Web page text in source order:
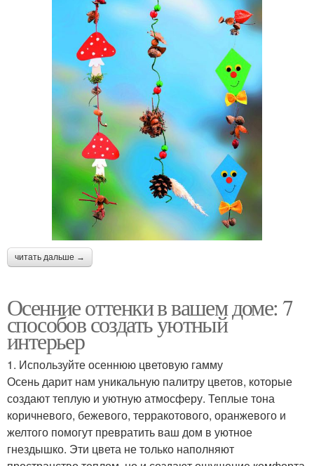
читать дальше →
Осенние оттенки в вашем доме: 7
способов создать уютный
интерьер
1. Используйте осеннюю цветовую гамму
Осень дарит нам уникальную палитру цветов, которые
создают теплую и уютную атмосферу. Теплые тона
коричневого, бежевого, терракотового, оранжевого и
желтого помогут превратить ваш дом в уютное
гнездышко. Эти цвета не только наполняют